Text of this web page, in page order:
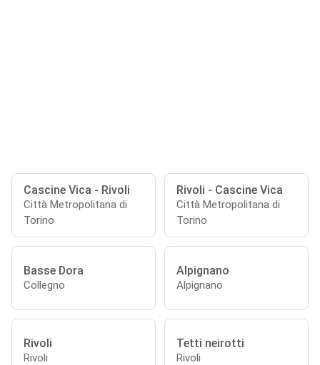
Cascine Vica - Rivoli
Città Metropolitana di
Torino
Rivoli - Cascine Vica
Città Metropolitana di
Torino
Basse Dora
Collegno
Alpignano
Alpignano
Rivoli
Rivoli
Tetti neirotti
Rivoli